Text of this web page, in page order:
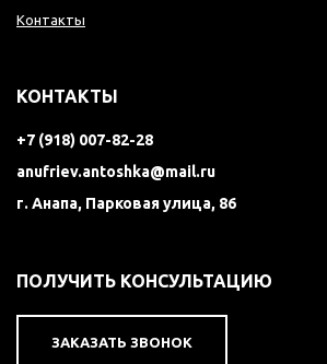
Контакты
КОНТАКТЫ
+7 (918) 007-82-28
anufriev.antoshka@mail.ru
г. Анапа, Парковая улица, 86
ПОЛУЧИТЬ КОНСУЛЬТАЦИЮ
ЗАКАЗАТЬ ЗВОНОК